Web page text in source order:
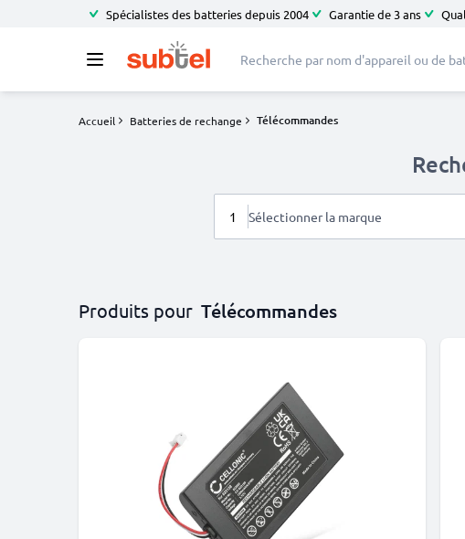
Spécialistes des batteries depuis 2004 Garantie de 3 ans
Accueil Batteries de rechange Télécommandes
1 Sélectionner la marque
Produits pour Télécommandes